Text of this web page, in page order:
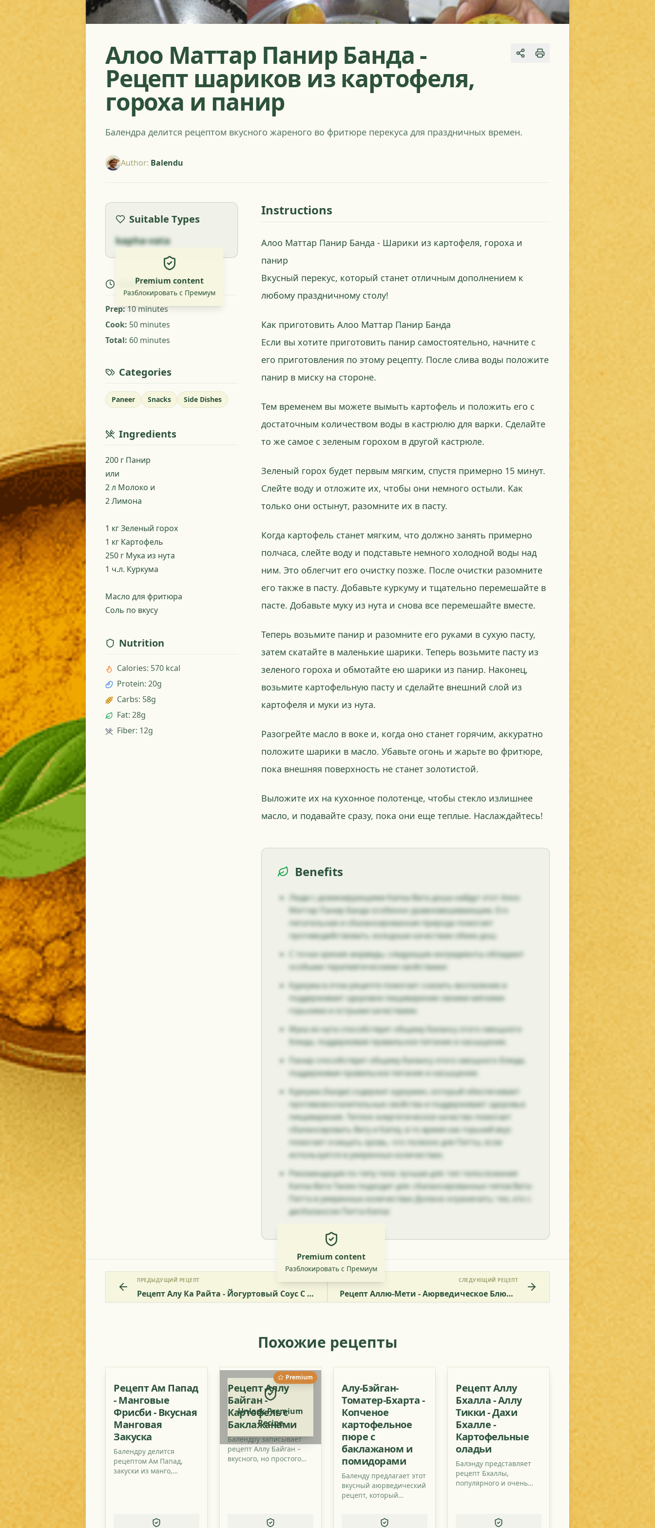
Алоо Маттар Панир Банда -
Рецепт шариков из картофеля,
гороха и панир
Share
Балендра делится рецептом вкусного жареного во фритюре перекуса для праздничных времен.
Author: Balendu
Suitable Types
kapha-vata
Premium content
Разблокировать с Премиум
Cooking Times
Prep:10 minutes
Cook: 50 minutes
Total: 60 minutes
Categories
Paneer Snacks Side Dishes
Ingredients
200 г Панир
или
2 л Молоко и
2 Лимона
1 кг Зеленый горох
1 кг Картофель
250 г Мука из нута
1 ч.л. Куркума
Масло для фритюра
Соль по вкусу
Nutrition
Calories: 570 kcal
Protein: 20g
Carbs: 58g
Fat: 28g
Fiber: 12g
Instructions
Алоо Маттар Панир Банда - Шарики из картофеля, гороха и
панир
Вкусный перекус, который станет отличным дополнением к
любому праздничному столу!
Как приготовить Алоо Маттар Панир Банда
Если вы хотите приготовить панир самостоятельно, начните с
его приготовления по этому рецепту. После слива воды положите
панир в миску на стороне.
Тем временем вы можете вымыть картофель и положить его с
достаточным количеством воды в кастрюлю для варки. Сделайте
то же самое с зеленым горохом в другой кастрюле.
Зеленый горох будет первым мягким, спустя примерно 15 минут.
Слейте воду и отложите их, чтобы они немного остыли. Как
только они остынут, разомните их в пасту.
Когда картофель станет мягким, что должно занять примерно
полчаса, слейте воду и подставьте немного холодной воды над
ним. Это облегчит его очистку позже. После очистки разомните
его также в пасту. Добавьте куркуму и тщательно перемешайте в
пасте. Добавьте муку из нута и снова все перемешайте вместе.
Теперь возьмите панир и разомните его руками в сухую пасту,
затем скатайте в маленькие шарики. Теперь возьмите пасту из
зеленого гороха и обмотайте ею шарики из панир. Наконец,
возьмите картофельную пасту и сделайте внешний слой из
картофеля и муки из нута.
Разогрейте масло в воке и, когда оно станет горячим, аккуратно
положите шарики в масло. Убавьте огонь и жарьте во фритюре,
пока внешняя поверхность не станет золотистой.
Выложите их на кухонное полотенце, чтобы стекло излишнее
масло, и подавайте сразу, пока они еще теплые. Наслаждайтесь!
Benefits
Люди с доминирующими Капха-Вата доша найдут этот Алоо
Маттар Панир Банда особенно уравновешивающим. Его
питательная и сбалансированная природа помогает
противодействовать холодным качествам обеих дош.
С точки зрения аюрведы, следующие ингредиенты обладают
особыми терапевтическими свойствами:
Куркума в этом рецепте помогает снизить воспаление и
поддерживает здоровое пищеварение своими мягкими
горькими и острыми качествами.
Мука из нута способствует общему балансу этого овощного
блюда, поддерживая правильное питание и насыщение.
Панир способствует общему балансу этого овощного блюда,
поддерживая правильное питание и насыщение.
Куркума (Халди) содержит куркумин, который обеспечивает
противовоспалительные свойства и поддерживает здоровье
пищеварения. Теплое энергетическое качество помогает
сбалансировать Вату и Капху, в то время как горький вкус
помогает очищать кровь, что полезно для Питты, если
используется в умеренных количествах.
Рекомендация по типу тела: лучшая для: тип телосложения
Капха-Вата Также подходит для: сбалансированных типов Вата-
Питта в умеренных количествах Должно ограничить: тех, кто с
дисбалансом Питта-Капха
Premium content
Разблокировать с Премиум
ПРЕДЫДУЩИЙ РЕЦЕПТ
Рецепт Алу Ка Райта - Йогуртовый Соус С Картофелем
СЛЕДУЮЩИЙ РЕЦЕПТ
Рецепт Аллю-Мети - Аюрведическое Блюдо С Картофелем И Листьями Пажитника
Похожие рецепты
Рецепт Ам Папад
- Манговые
Фрисби - Вкусная
Манговая
Закуска
Балендру делится
рецептом Ам Папад,
закуски из манго,
Premium
Unlock Premium
Recipe
Рецепт Аллу
Байган -
Картофель с
Баклажанами
Балендру записывает
рецепт Аллу Байган –
вкусного, но простого
мангового порошка.
Алу-Бэйган-
Томатер-Бхарта -
Копченое
картофельное
пюре с
баклажаном и
помидорами
Баленду предлагает этот
вкусный аюрведический
рецепт, который
только великолепным
Рецепт Аллу
Бхалла - Аллу
Тикки - Дахи
Бхалле -
Картофельные
оладьи
Балэнду представляет
рецепт Бхаллы,
популярного и очень